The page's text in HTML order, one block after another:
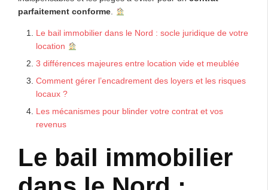
parfaitement conforme.
Le bail immobilier dans le Nord : socle juridique de votre
location
3 différences majeures entre location vide et meublée
Comment gérer l’encadrement des loyers et les risques
locaux ?
Les mécanismes pour blinder votre contrat et vos
revenus
Le bail immobilier